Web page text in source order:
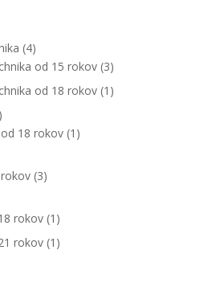
(4)
od 15 rokov (3)
od 18 rokov (1)
18 rokov (1)
(3)
rokov (1)
rokov (1)
Nevyhnutné